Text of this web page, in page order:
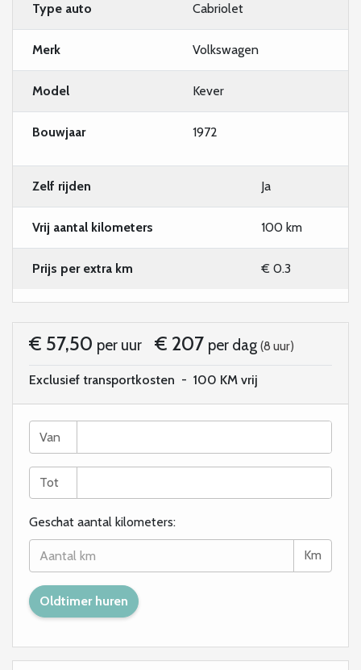
Type auto Cabriolet
Merk Volkswagen
Model Kever
Bouwjaar 1972
Zelf rijden Ja
Vrij aantal kilometers 100 km
Prijs per extra km € 0.3
€ 57,50 per uur € 207 per dag (8 uur)
Exclusief transportkosten - 100 KM vrij
Van
Tot
Geschat aantal kilometers:
Km
Oldtimer huren